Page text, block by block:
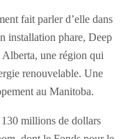
fait parler d’elle dans
installation phare, Deep
Alberta, une région qui
renouvelable. Une
au Manitoba.
millions de dollars